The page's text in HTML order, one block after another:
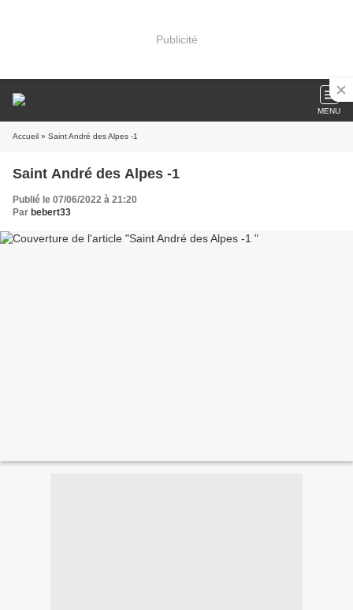
Publicité
MENU
Accueil » Saint André des Alpes -1
Saint André des Alpes -1
Publié le 07/06/2022 à 21:20
Par bebert33